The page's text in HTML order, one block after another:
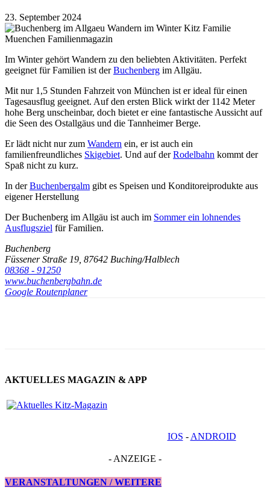
23. September 2024
Im Winter gehört Wandern zu den beliebten Aktivitäten. Perfekt
geeignet für Familien ist derBuchenberg im Allgäu.
Mit nur 1,5 Stunden Fahrzeit von München ist er ideal für einen
Tagesausflug geeignet. Auf den ersten Blick wirkt der 1142 Meter
hohe Berg unscheinbar, doch bietet er eine fantastische Aussicht auf
die Seen des Ostallgäus und die Tannheimer Berge.
Er lädt nicht nur zum Wandern ein, er ist auch ein
familienfreundliches Skigebiet. Und auf derRodelbahn kommt der
Spaß nicht zu kurz.
In derBuchenbergalm gibt es Speisen und Konditoreiprodukte aus
eigener Herstellung
Der Buchenberg im Allgäu ist auch im Sommer ein lohnendes
Ausflugsziel für Familien.
Buchenberg
Füssener Straße 19, 87642 Buching/Halblech
08368 - 91250
www.buchenbergbahn.de
Google Routenplaner
AKTUELLES MAGAZIN & APP
IOS - ANDROID
- ANZEIGE -
VERANSTALTUNGEN / WEITERE